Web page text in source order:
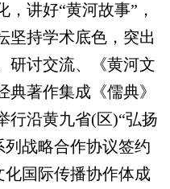
讲好“黄河故事”，
坚持学术底色，突出
研讨交流、《黄河文
著作集成《儒典》
行沿黄九省(区)“弘扬
战略合作协议签约
国际传播协作体成